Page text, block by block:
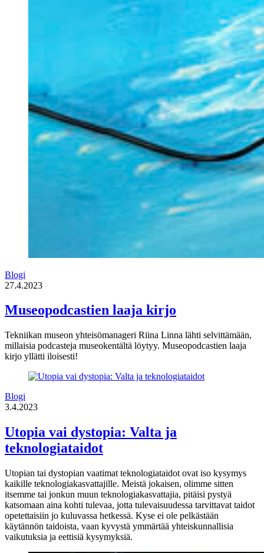
Blogi
27.4.2023
Museopodcastien laaja kirjo
Tekniikan museon yhteisömanageri Riina Linna lähti selvittämään,
millaisia podcasteja museokentältä löytyy. Museopodcastien laaja
kirjo yllätti iloisesti!
Blogi
3.4.2023
Utopia vai dystopia: Valta ja
teknologiataidot
Utopian tai dystopian vaatimat teknologiataidot ovat iso kysymys
kaikille teknologiakasvattajille. Meistä jokaisen, olimme sitten
itsemme tai jonkun muun teknologiakasvattajia, pitäisi pystyä
katsomaan aina kohti tulevaa, jotta tulevaisuudessa tarvittavat taidot
opetettaisiin jo kuluvassa hetkessä. Kyse ei ole pelkästään
käytännön taidoista, vaan kyvystä ymmärtää yhteiskunnallisia
vaikutuksia ja eettisiä kysymyksiä.